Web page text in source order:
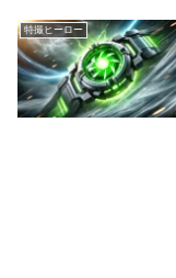
特撮ヒーロー